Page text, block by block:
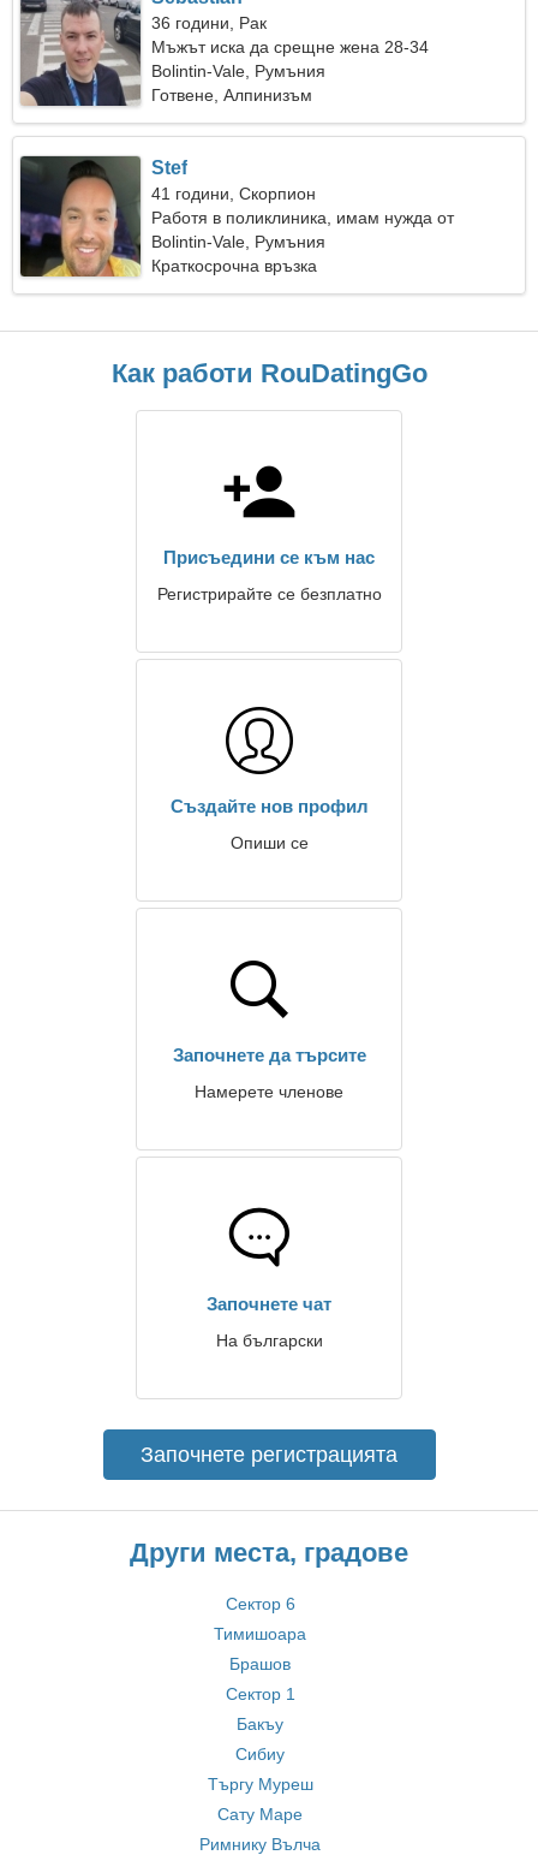
36 години, Рак
Мъжът иска да срещне жена 28-34
Bolintin-Vale, Румъния
Готвене, Алпинизъм
Stef
41 години, Скорпион
Работя в поликлиника, имам нужда от
любяща жена
Bolintin-Vale, Румъния
Краткосрочна връзка
Как работи RouDatingGo
Присъедини се към нас
Регистрирайте се безплатно
Създайте нов профил
Опиши се
Започнете да търсите
Намерете членове
Започнете чат
На български
Започнете регистрацията
Други места, градове
Сектор 6
Тимишоара
Брашов
Сектор 1
Бакъу
Сибиу
Търгу Муреш
Сату Маре
Римнику Вълча